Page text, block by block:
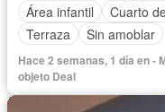
Área infantil
Cuarto
Terraza
Sin amoblar
Hace 2 semanas, 1 día en -
objeto Deal